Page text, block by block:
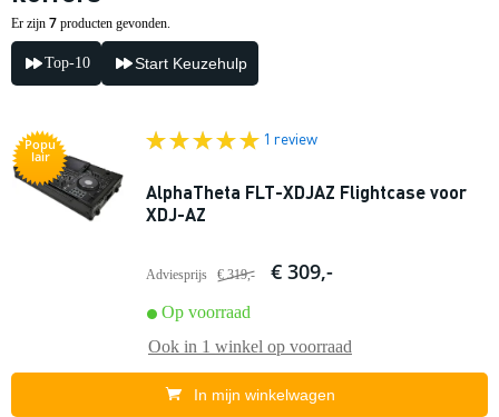
Er zijn 7 producten gevonden.
Top-10 Start Keuzehulp
Popu
lair
1 review
AlphaTheta FLT-XDJAZ Flightcase voor
XDJ-AZ
Adviesprijs € 319,- € 309,-
Op voorraad
Ook in 1 winkel op voorraad
In mijn winkelwagen